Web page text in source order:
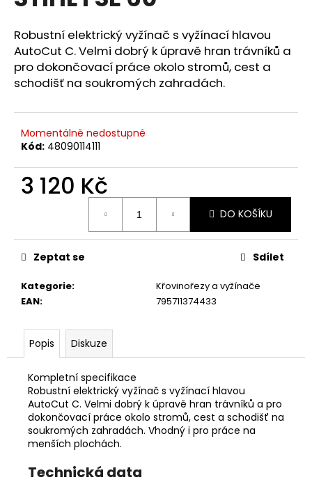
z
5
hvězdiček.
Robustní elektrický vyžínač s vyžínací hlavou
AutoCut C. Velmi dobrý k úpravě hran trávníků a
pro dokončovací práce okolo stromů, cest a
schodišť na soukromých zahradách.
Momentálně nedostupné
Kód: 48090114111
3 120 Kč
DO KOŠÍKU
Kategorie:
Křovinořezy a vyžínače
EAN: 795711374433
Zeptat se Sdílet
Popis Diskuze
Kompletní specifikace
Robustní elektrický vyžínač s vyžínací hlavou
AutoCut C. Velmi dobrý k úpravě hran trávníků a pro
dokončovací práce okolo stromů, cest a schodišť na
soukromých zahradách. Vhodný i pro práce na
menších plochách.
Technická data
j
í
t
?
o
p
u
e
m
HUSQVARNA
AUTOMOWER
NERA